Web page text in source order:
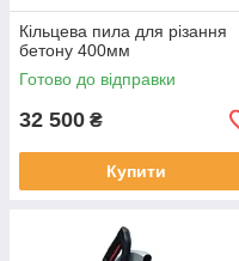
Кільцева пила для різання
бетону 400мм
Готово до відправки
32 500 ₴
Купити